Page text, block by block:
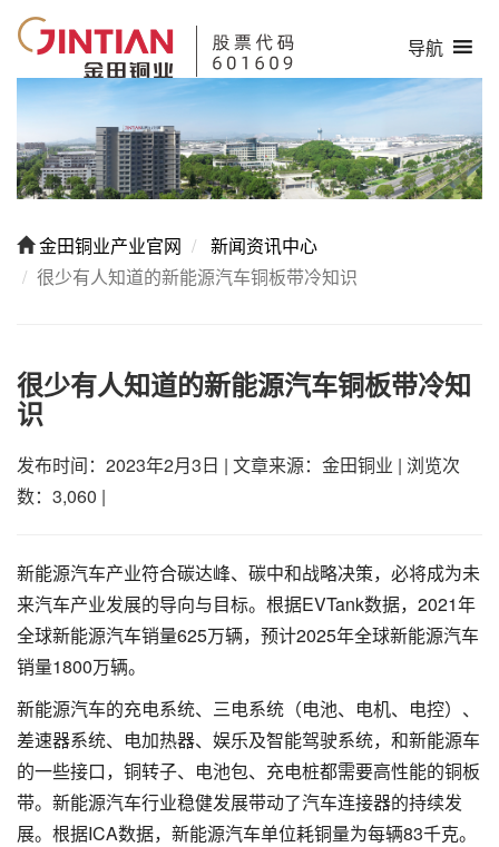
导航
金田铜业产业官网
新闻资讯中心
很少有人知道的新能源汽车铜板带冷知识
很少有人知道的新能源汽车铜板带冷知
识
发布时间：2023年2月3日 | 文章来源：金田铜业 | 浏览次
数：3,060 |
新能源汽车产业符合碳达峰、碳中和战略决策，必将成为未
来汽车产业发展的导向与目标。根据EVTank数据，2021年
全球新能源汽车销量625万辆，预计2025年全球新能源汽车
销量1800万辆。
新能源汽车的充电系统、三电系统（电池、电机、电控）、
差速器系统、电加热器、娱乐及智能驾驶系统，和新能源车
的一些接口，铜转子、电池包、充电桩都需要高性能的铜板
带。新能源汽车行业稳健发展带动了汽车连接器的持续发
展。根据ICA数据，新能源汽车单位耗铜量为每辆83千克。